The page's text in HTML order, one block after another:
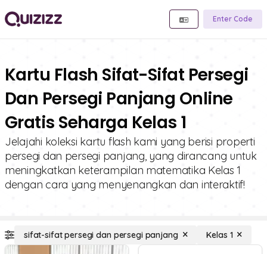
Enter Code
Kartu Flash Sifat-Sifat Persegi
Dan Persegi Panjang Online
Gratis Seharga Kelas 1
Jelajahi koleksi kartu flash kami yang berisi properti
persegi dan persegi panjang, yang dirancang untuk
meningkatkan keterampilan matematika Kelas 1
dengan cara yang menyenangkan dan interaktif!
sifat-sifat persegi dan persegi panjang Kelas 1